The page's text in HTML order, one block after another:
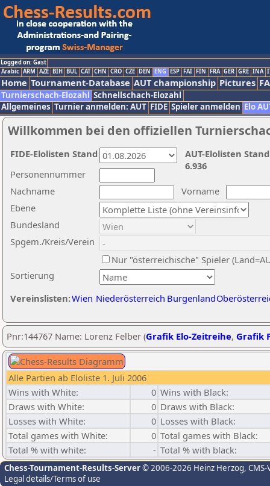
Logged on: Gast
Arabic ARM AZE BIH BUL CAT CHN CRO CZE DEN ENG ESP FAI FIN FRA GER GRE INA
Home Tournament-Database AUT championship Pictures
Turnierschach-Elozahl Schnellschach-Elozahl
Allgemeines Turnier anmelden: AUT FIDE Spieler anmelden Elo
Willkommen bei den offiziellen
Nachname
Vorname
Ebene
Sortierung
Personennummer
Bundesland
Spgem./Kreis/Verein
Nur "österreichische" Spieler
Vereinslisten:Wien Niederösterreich Burgenland
AUT-Elolisten
6.936
FIDE-Elolisten Stand
Pnr:144767 Name: Lorenz Felber (Grafik Elo-Zeitreihe, Grafik
Alle Partien ab Eloliste 1. Juli 2006
Wins with White:
0 Wins with Black:
Draws with White:
0 Draws with Black:
Losses with White:
0 Losses with Black:
Total games with White:
0 Total games with Black:
Total % with white:
- Total % with black:
Chess-Tournament-Results-Server© 2006-2026 Heinz Herzog,
Legal details/Terms of use